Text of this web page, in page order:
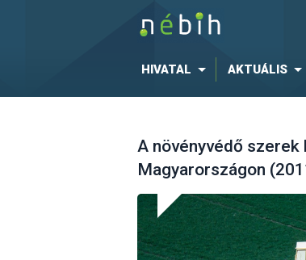
HIVATAL AKTUÁLIS
A növényvédő
Magyarországon